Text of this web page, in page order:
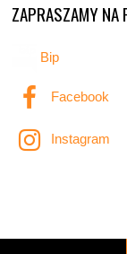
ZAPRASZAMY NA
Bip
Facebook
Instagram